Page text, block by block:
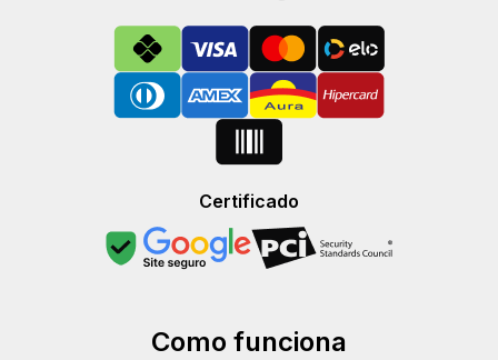
Certificado
Como funciona